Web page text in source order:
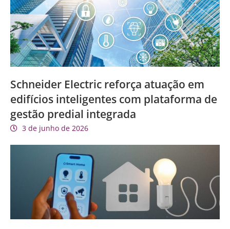
Schneider Electric reforça atuação em
edifícios inteligentes com plataforma de
gestão predial integrada
3 de junho de 2026